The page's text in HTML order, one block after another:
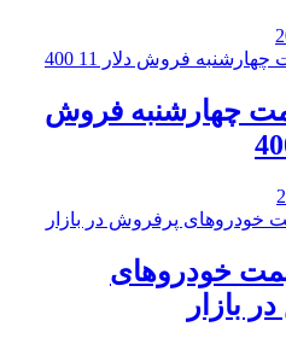
چهارشنبه فروش
خودرو‌های
بازار